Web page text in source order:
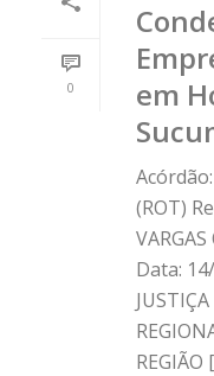
0
em
(ROT)
Data:
REGIÃO